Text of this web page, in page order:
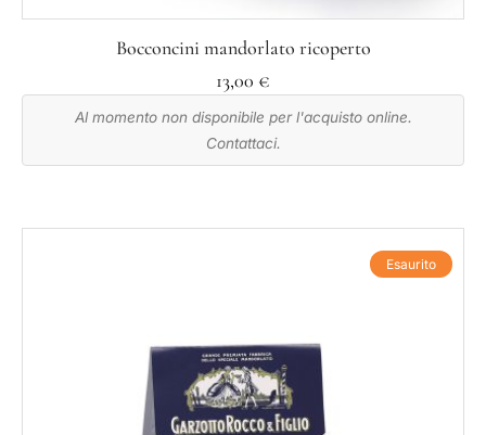
Bocconcini mandorlato ricoperto
13,00 €
Al momento non disponibile per l'acquisto online.
Contattaci.
Esaurito